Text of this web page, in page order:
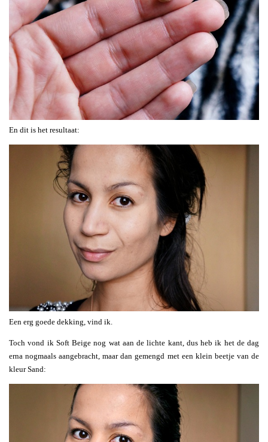
En dit is het resultaat:
Een erg goede dekking, vind ik.
Toch vond ik Soft Beige nog wat aan de lichte kant, dus heb ik het de dag
erna nogmaals aangebracht, maar dan gemengd met een klein beetje van de
kleur Sand: